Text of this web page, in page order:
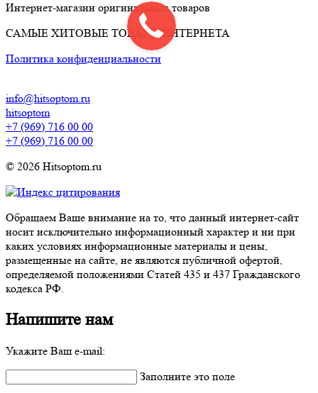
Интернет-магазин оригинальных товаров
САМЫЕ ХИТОВЫЕ ТОВАРЫ ИНТЕРНЕТА
Политика конфиденциальности
info@hitsoptom.ru
hitsoptom
+7 (969) 716 00 00
+7 (969) 716 00 00
© 2026 Hitsoptom.ru
Обращаем Ваше внимание на то, что данный интернет-сайт
носит исключительно информационный характер и ни при
каких условиях информационные материалы и цены,
размещенные на сайте, не являются публичной офертой,
определяемой положениями Статей 435 и 437 Гражданского
кодекса РФ.
Напишите нам
Укажите Ваш e-mail:
Заполните это поле